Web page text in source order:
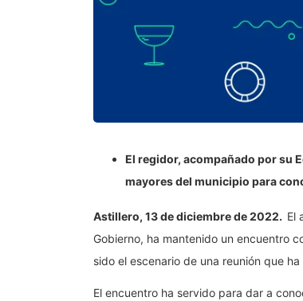
El regidor, acompañado por su
mayores del municipio para
Astillero, 13 de diciembre de 2022. El
Gobierno, ha mantenido un encuentro
sido el escenario de una reunión que
El encuentro ha servido para dar a